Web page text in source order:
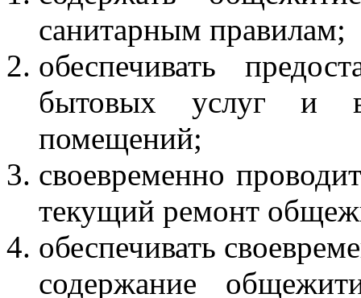
санитарным правилам;
обеспечивать
бытовых услуг и
помещений;
своевременно
текущий ремонт
обеспечивать
содержание